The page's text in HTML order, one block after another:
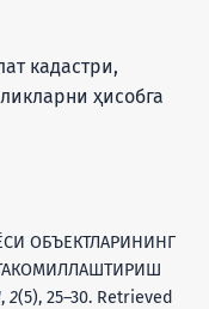
кадастри,
ҳисобга
ОБЪЕКТЛАРИНИНГ
, 2(5), 25–30. Retrieved